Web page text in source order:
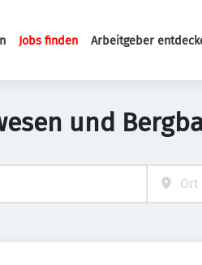
Haupt-Navigation
Jobs finden Arbeitgeber
und